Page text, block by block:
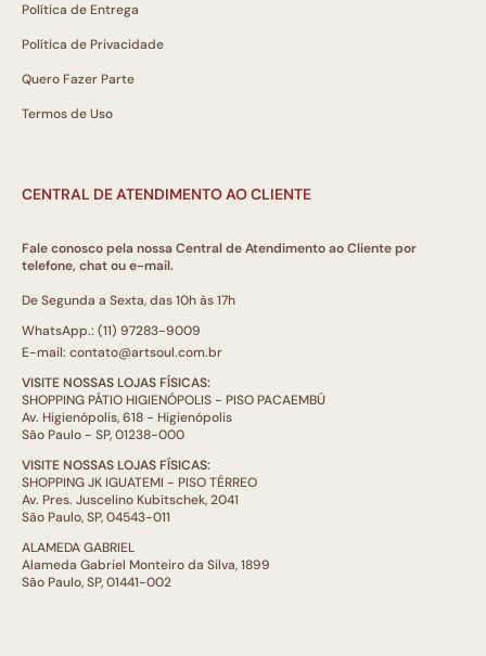
Política de Entrega
Política de Privacidade
Quero Fazer Parte
Termos de Uso
CENTRAL DE ATENDIMENTO AO CLIENTE
Fale conosco pela nossa Central de Atendimento ao Cliente por
telefone, chat ou e-mail.
De Segunda a Sexta, das 10h às 17h
WhatsApp.: (11) 97283-9009
E-mail: contato@artsoul.com.br
VISITE NOSSAS LOJAS FÍSICAS:
SHOPPING PÁTIO HIGIENÓPOLIS - PISO PACAEMBÚ
Av. Higienópolis, 618 - Higienópolis
São Paulo - SP, 01238-000
VISITE NOSSAS LOJAS FÍSICAS:
SHOPPING JK IGUATEMI - PISO TÉRREO
Av. Pres. Juscelino Kubitschek, 2041
São Paulo, SP, 04543-011
ALAMEDA GABRIEL
Alameda Gabriel Monteiro da Silva, 1899
São Paulo, SP, 01441-002